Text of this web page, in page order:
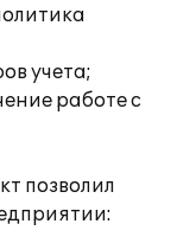
учета;
работе с
позволил